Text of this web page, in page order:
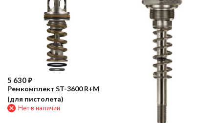
5 630₽
Ремкомплект ST-3600 R+M
(для пистолета)
Нет в наличии